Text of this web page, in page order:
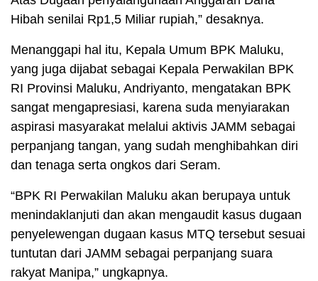
Hibah senilai Rp1,5 Miliar rupiah,” desaknya.
Menanggapi hal itu, Kepala Umum BPK Maluku,
yang juga dijabat sebagai Kepala Perwakilan BPK
RI Provinsi Maluku, Andriyanto, mengatakan BPK
sangat mengapresiasi, karena suda menyiarakan
aspirasi masyarakat melalui aktivis JAMM sebagai
perpanjang tangan, yang sudah menghibahkan diri
dan tenaga serta ongkos dari Seram.
“BPK RI Perwakilan Maluku akan berupaya untuk
menindaklanjuti dan akan mengaudit kasus dugaan
penyelewengan dugaan kasus MTQ tersebut sesuai
tuntutan dari JAMM sebagai perpanjang suara
rakyat Manipa,” ungkapnya.